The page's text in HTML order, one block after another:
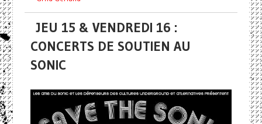
JEU 15 & VENDREDI 16 :
CONCERTS DE SOUTIEN AU
SONIC